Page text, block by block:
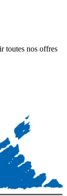
toutes nos offres